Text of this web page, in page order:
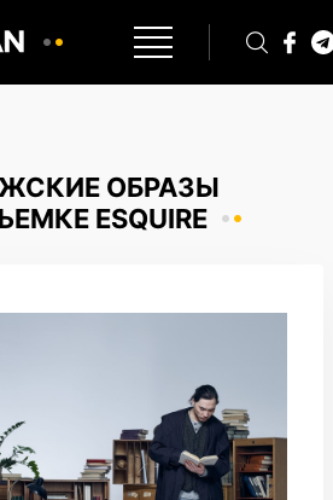
ОБРАЗЫ
ESQUIRE